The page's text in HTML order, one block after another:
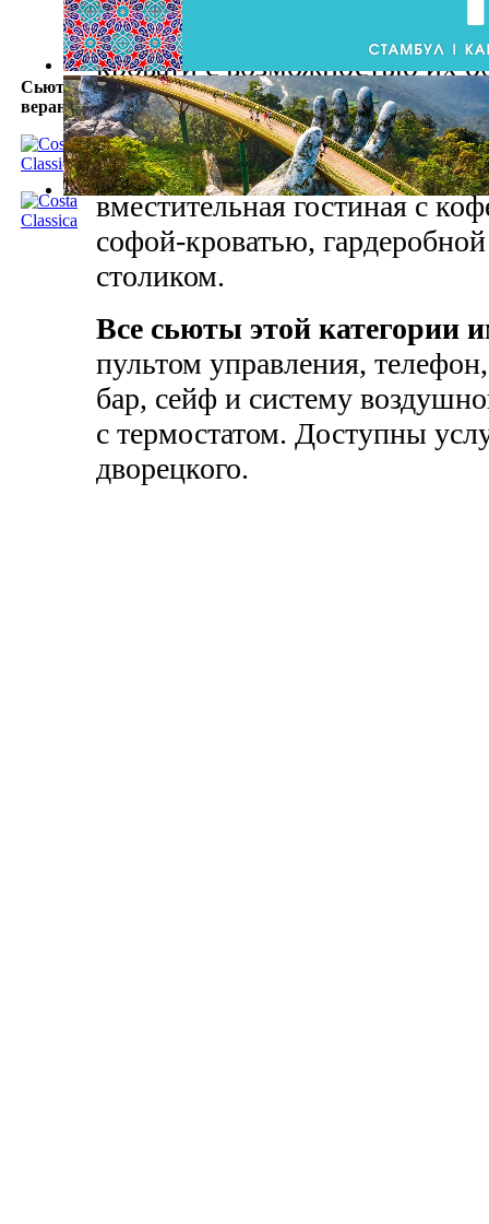
Сьют с
верандой
спальной зоне расположены
кровати с возможностью их
большую кровать размера
зоне примыкает ванная
отдельной душевой
вместительная гостиная с
софой-кроватью,
столиком.
Все сьюты этой категории
пультом управления,
бар, сейф и систему
с термостатом. Доступны
дворецкого.